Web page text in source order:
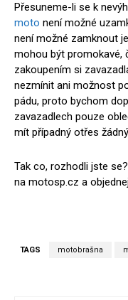
Přesuneme-li se k
moto není možné
není možné zamknout
mohou být promokavé,
zakoupením si
nezmínit ani možnost
pádu, proto bychom
zavazadlech pouze
mít případný otřes
Tak co, rozhodli jste
na motosp.cz a
TAGS motobrašna